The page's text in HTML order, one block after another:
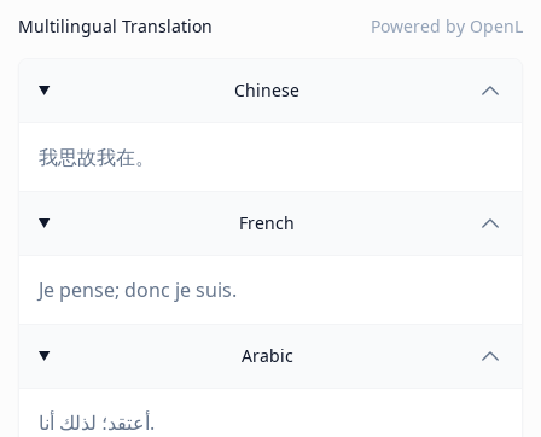
Multilingual Translation Powered by OpenL
Chinese
我思故我在。
French
Je pense; donc je suis.
Arabic
أعتقد؛ لذلك أنا.